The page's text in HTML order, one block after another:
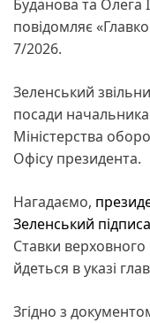
Буданова та Олега
повідомляє
7/2026.
Зеленський
посади
Міністерства
Офісу президента.
Нагадаємо,
Зеленський
Ставки
йдеться в указі
Згідно з